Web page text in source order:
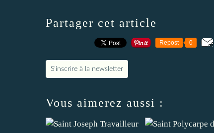
Partager cet article
Repost 0
S'inscrire à la newsletter
Vous aimerez aussi :